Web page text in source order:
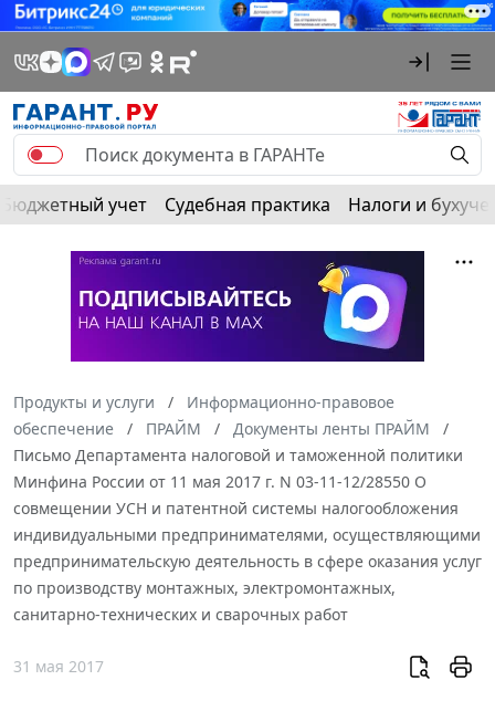
Бюджетный учет Судебная практика Налоги и
Продукты и услуги
Информационно-правовое
обеспечение
ПРАЙМ
Документы ленты ПРАЙМ
Письмо Департамента налоговой и таможенной политики
Минфина России от 11 мая 2017 г. N 03-11-12/28550 О
совмещении УСН и патентной системы налогообложения
индивидуальными предпринимателями, осуществляющими
предпринимательскую деятельность в сфере оказания услуг
по производству монтажных, электромонтажных,
санитарно-технических и сварочных работ
31 мая 2017